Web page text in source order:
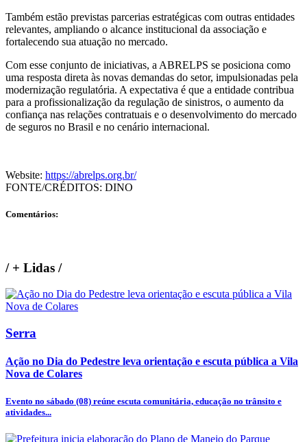
Também estão previstas parcerias estratégicas com outras entidades
relevantes, ampliando o alcance institucional da associação e
fortalecendo sua atuação no mercado.
Com esse conjunto de iniciativas, a ABRELPS se posiciona como
uma resposta direta às novas demandas do setor, impulsionadas pela
modernização regulatória. A expectativa é que a entidade contribua
para a profissionalização da regulação de sinistros, o aumento da
confiança nas relações contratuais e o desenvolvimento do mercado
de seguros no Brasil e no cenário internacional.
Website: https://abrelps.org.br/
FONTE/CRÉDITOS: DINO
Comentários:
/+ Lidas /
Serra
Ação no Dia do Pedestre leva orientação e escuta pública a Vila
Nova de Colares
Evento no sábado (08) reúne escuta comunitária, educação no trânsito e
atividades...